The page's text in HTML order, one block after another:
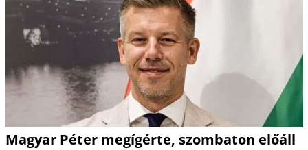
Magyar Péter megígérte, szombaton előáll